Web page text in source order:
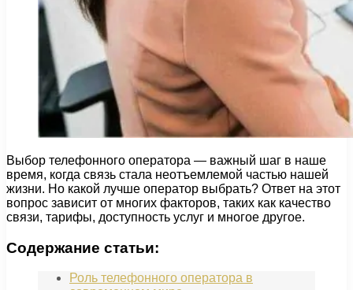
Выбор телефонного оператора — важный шаг в наше
время, когда связь стала неотъемлемой частью нашей
жизни. Но какой лучше оператор выбрать? Ответ на этот
вопрос зависит от многих факторов, таких как качество
связи, тарифы, доступность услуг и многое другое.
Содержание статьи:
Роль телефонного оператора в